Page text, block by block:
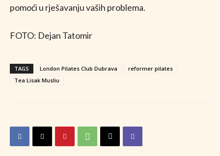
pomoći u rješavanju vaših problema.
FOTO: Dejan Tatomir
TAGS London Pilates Club Dubrava
reformer pilates
Tea Lisak Musliu